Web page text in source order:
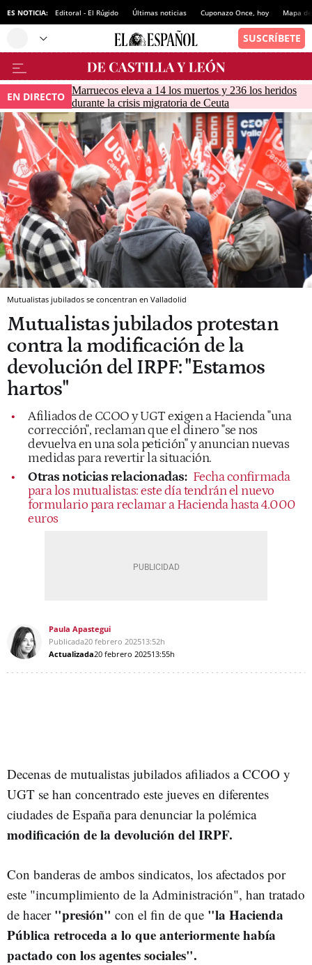
ES NOTICIA: Editoral - El Rúgido Últimas noticias Cuponazo Once, hoy Mapa
EN DIRECTO Marruecos eleva a 14 los muertos y 236 los heridos
durante la crisis migratoria de Ceuta
Mutualistas jubilados se concentran en Valladolid
Mutualistas jubilados protestan
contra la modificación de la
devolución del IRPF: "Estamos
hartos"
Afiliados de CCOO y UGT exigen a Hacienda "una
corrección", reclaman que el dinero "se nos
devuelva en una sola petición" y anuncian nuevas
medidas para revertir la situación.
Otras noticias relacionadas: Fecha confirmada
para los mutualistas: este día tendrán el nuevo
formulario para reclamar a Hacienda hasta 4.000
euros
Paula Apastegui
Publicada20 febrero 202513:52h
Actualizada20 febrero 202513:55h
Decenas de mutualistas jubilados afiliados a CCOO y
UGT se han concentrado este jueves en diferentes
ciudades de España para denunciar la polémica
modificación de la devolución del IRPF.
Con banderas de ambos sindicatos, los afectados por
este "incumplimiento de la Administración", han tratado
de hacer "presión" con el fin de que "la Hacienda
Pública retroceda a lo que anteriormente había
pactado con los agentes sociales".